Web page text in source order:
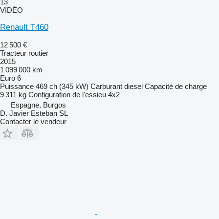
13
VIDÉO
Renault T460
12 500 €
Tracteur routier
2015
1 099 000 km
Euro 6
Puissance 469 ch (345 kW) Carburant diesel Capacité de charge
9 311 kg Configuration de l'essieu 4x2
Espagne, Burgos
D. Javier Esteban SL
Contacter le vendeur